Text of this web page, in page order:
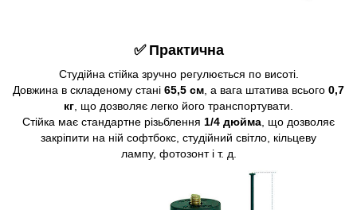
✅ Практична
Студійна стійка зручно регулюється по висоті.
Довжина в складеному стані 65,5 см , а вага штатива всього 0,7
кг , що дозволяє легко його транспортувати.
Стійка має стандартне різьблення 1/4 дюйма , що дозволяє
закріпити на ній софтбокс, студійний світло, кільцеву
лампу, фотозонт і т. д.